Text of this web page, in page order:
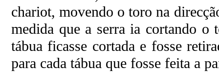
chariot, movendo o toro na
medida que a serra ia cortando o
tábua ficasse cortada e fosse
para cada tábua que fosse feita a